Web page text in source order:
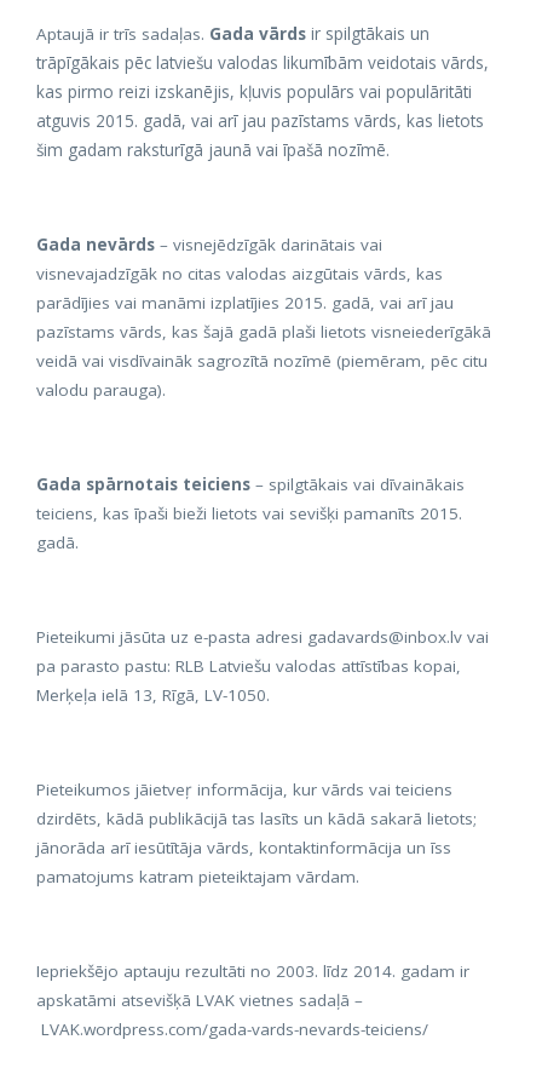
Aptaujā ir trīs sadaļas. Gada vārds ir spilgtākais un
trāpīgākais pēc latviešu valodas likumībām veidotais vārds,
kas pirmo reizi izskanējis, kļuvis populārs vai populāritāti
atguvis 2015. gadā, vai arī jau pazīstams vārds, kas lietots
šim gadam raksturīgā jaunā vai īpašā nozīmē.
Gada nevārds – visnejēdzīgāk darinātais vai
visnevajadzīgāk no citas valodas aizgūtais vārds, kas
parādījies vai manāmi izplatījies 2015. gadā, vai arī jau
pazīstams vārds, kas šajā gadā plaši lietots visneiederīgākā
veidā vai visdīvaināk sagrozītā nozīmē (piemēram, pēc citu
valodu parauga).
Gada spārnotais teiciens – spilgtākais vai dīvainākais
teiciens, kas īpaši bieži lietots vai sevišķi pamanīts 2015.
gadā.
Pieteikumi jāsūta uz e-pasta adresi gadavards@inbox.lv vai
pa parasto pastu: RLB Latviešu valodas attīstības kopai,
Merķeļa ielā 13, Rīgā, LV-1050.
Pieteikumos jāietveŗ informācija, kur vārds vai teiciens
dzirdēts, kādā publikācijā tas lasīts un kādā sakarā lietots;
jānorāda arī iesūtītāja vārds, kontaktinformācija un īss
pamatojums katram pieteiktajam vārdam.
Iepriekšējo aptauju rezultāti no 2003. līdz 2014. gadam ir
apskatāmi atsevišķā LVAK vietnes sadaļā –
LVAK.wordpress.com/gada-vards-nevards-teiciens/